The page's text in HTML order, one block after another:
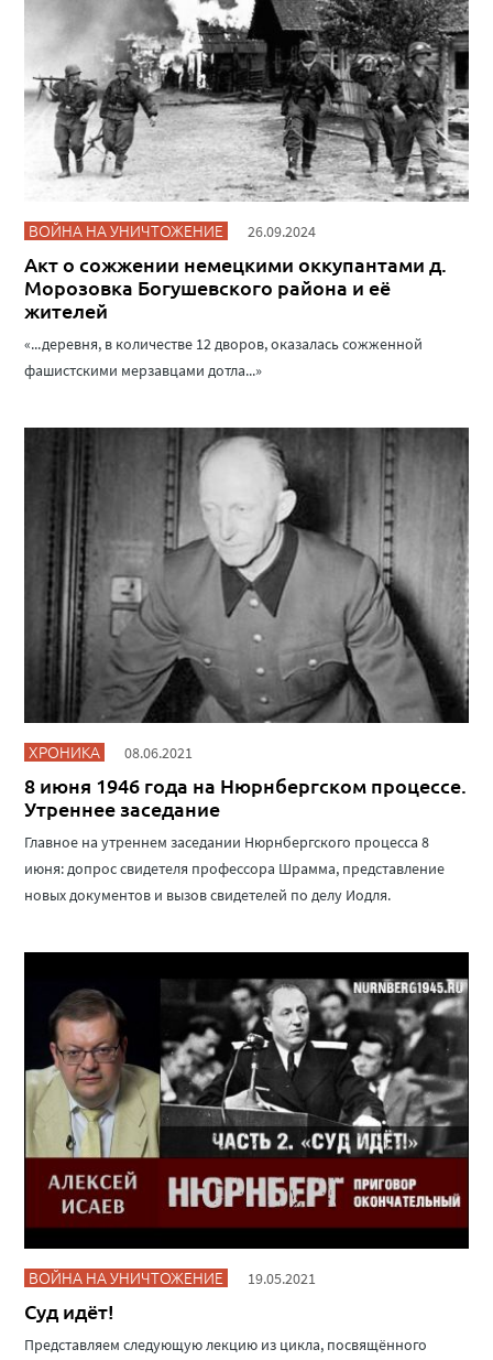
ВОЙНА НА УНИЧТОЖЕНИЕ 26.09.2024
Акт о сожжении немецкими оккупантами д.
Морозовка Богушевского района и её
жителей
«...деревня, в количестве 12 дворов, оказалась сожженной
фашистскими мерзавцами дотла...»
ХРОНИКА 08.06.2021
8 июня 1946 года на Нюрнбергском процессе.
Утреннее заседание
Главное на утреннем заседании Нюрнбергского процесса 8
июня: допрос свидетеля профессора Шрамма, представление
новых документов и вызов свидетелей по делу Иодля.
ВОЙНА НА УНИЧТОЖЕНИЕ 19.05.2021
Суд идёт!
Представляем следующую лекцию из цикла, посвящённого